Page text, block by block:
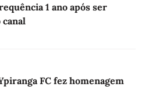
1 ano após ser
FC fez homenagem